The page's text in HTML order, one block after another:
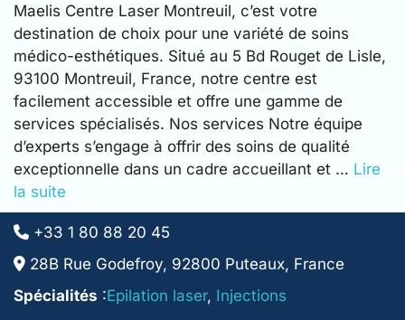
Maelis Centre Laser Montreuil, c’est votre
destination de choix pour une variété de soins
médico-esthétiques. Situé au 5 Bd Rouget de Lisle,
93100 Montreuil, France, notre centre est
facilement accessible et offre une gamme de
services spécialisés. Nos services Notre équipe
d’experts s’engage à offrir des soins de qualité
exceptionnelle dans un cadre accueillant et … Lire
la suite
+33 1 80 88 20 45
28B Rue Godefroy, 92800 Puteaux, France
Spécialités :Epilation laser, Injections